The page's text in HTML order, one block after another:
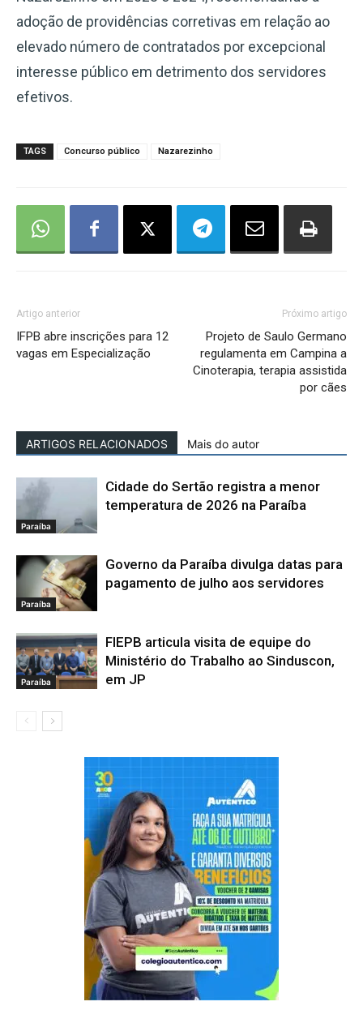
adoção de providências corretivas em relação ao
elevado número de contratados por excepcional
interesse público em detrimento dos servidores
efetivos.
TAGS Concurso público Nazarezinho
Artigo anterior
IFPB abre inscrições para 12
vagas em Especialização
Próximo artigo
Projeto de Saulo Germano
regulamenta em Campina a
Cinoterapia, terapia assistida
por cães
ARTIGOS RELACIONADOS Mais do autor
Paraíba
Cidade do Sertão registra a menor
temperatura de 2026 na Paraíba
Paraíba
Governo da Paraíba divulga datas para
pagamento de julho aos servidores
Paraíba
FIEPB articula visita de equipe do
Ministério do Trabalho ao Sinduscon,
em JP